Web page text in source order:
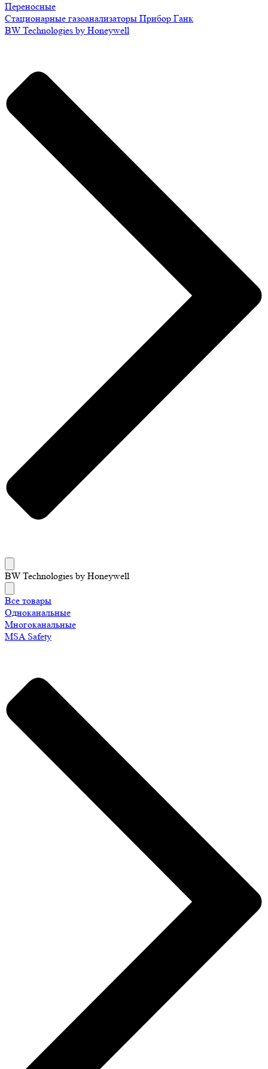
Переносные
Стационарные газоанализаторы Прибор Ганк
BW Technologies by Honeywell
BW Technologies by Honeywell
Все товары
Одноканальные
Многоканальные
MSA Safety